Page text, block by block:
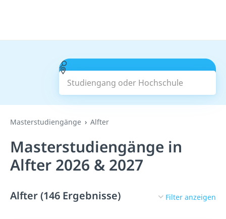
Studiengang oder Hochschule
Suchen
Masterstudiengänge Alfter
Masterstudiengänge in
Alfter 2026 & 2027
Alfter (146 Ergebnisse) Filter anzeigen